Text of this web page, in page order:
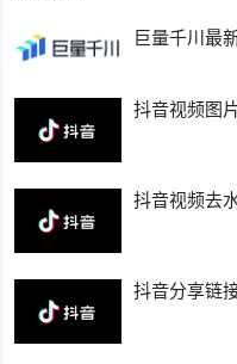
巨量千川最
抖音视频图
抖音视频去
抖音分享链